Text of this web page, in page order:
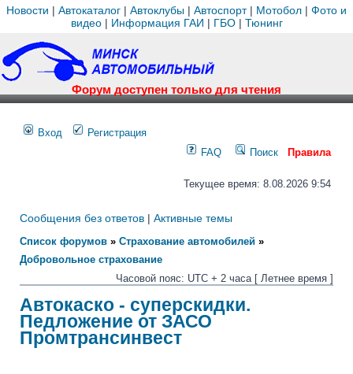
Новости | Автокаталог | Автоклубы | Автоспорт| Мотобол | Фото и
видео| Информация ГАИ | ГБО| Тюнинг
Форум доступен только для чтения
Вход
Регистрация
FAQ
Поиск Правила
Текущее время: 8.08.2026 9:54
Сообщения без ответов | Активные темы
Список форумов » Страхование автомобилей »
Добровольное страхование
Часовой пояс: UTC + 2 часа [ Летнее время ]
Автокаско - суперскидки.
Педложение от ЗАСО
Промтрансинвест